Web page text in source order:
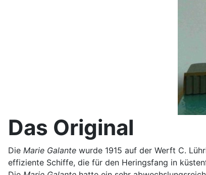
Das Original
Die Marie Galante wurde 1915 auf der Werft C.
effiziente Schiffe, die für den Heringsfang in